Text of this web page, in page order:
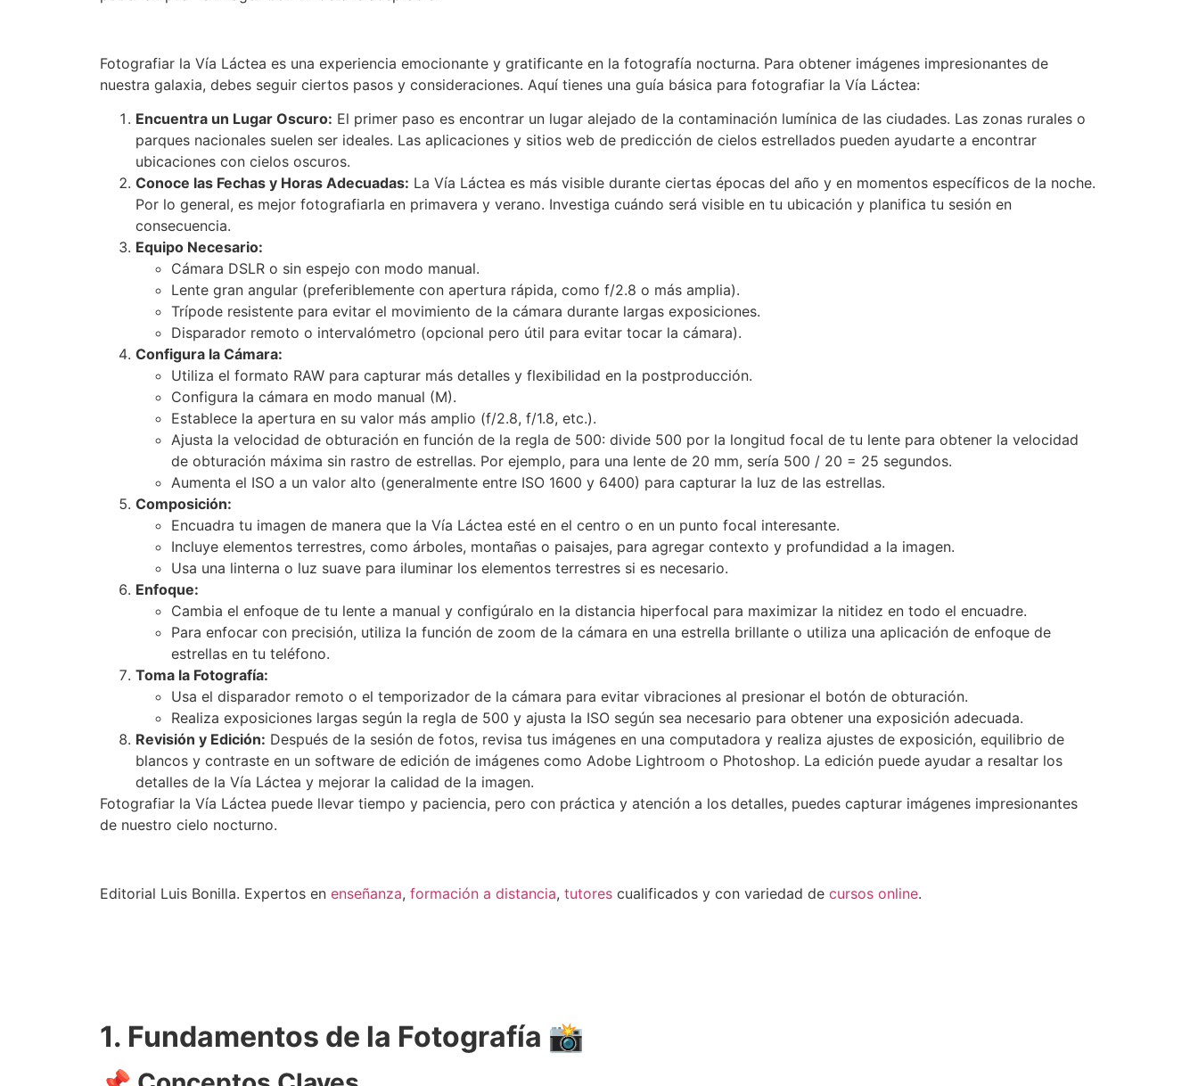
Fotografiar la Vía Láctea es una experiencia emocionante y gratificante en la fotografía nocturna. Para obtener imágenes impresionantes de
nuestra galaxia, debes seguir ciertos pasos y consideraciones. Aquí tienes una guía básica para fotografiar la Vía Láctea:
Encuentra un Lugar Oscuro: El primer paso es encontrar un lugar alejado de la contaminación lumínica de las ciudades. Las zonas rurales o
parques nacionales suelen ser ideales. Las aplicaciones y sitios web de predicción de cielos estrellados pueden ayudarte a encontrar
ubicaciones con cielos oscuros.
Conoce las Fechas y Horas Adecuadas: La Vía Láctea es más visible durante ciertas épocas del año y en momentos específicos de la noche.
Por lo general, es mejor fotografiarla en primavera y verano. Investiga cuándo será visible en tu ubicación y planifica tu sesión en
consecuencia.
Equipo Necesario:
Cámara DSLR o sin espejo con modo manual.
Lente gran angular (preferiblemente con apertura rápida, como f/2.8 o más amplia).
Trípode resistente para evitar el movimiento de la cámara durante largas exposiciones.
Disparador remoto o intervalómetro (opcional pero útil para evitar tocar la cámara).
Configura la Cámara:
Utiliza el formato RAW para capturar más detalles y flexibilidad en la postproducción.
Configura la cámara en modo manual (M).
Establece la apertura en su valor más amplio (f/2.8, f/1.8, etc.).
Ajusta la velocidad de obturación en función de la regla de 500: divide 500 por la longitud focal de tu lente para obtener la velocidad
de obturación máxima sin rastro de estrellas. Por ejemplo, para una lente de 20 mm, sería 500 / 20 = 25 segundos.
Aumenta el ISO a un valor alto (generalmente entre ISO 1600 y 6400) para capturar la luz de las estrellas.
Composición:
Encuadra tu imagen de manera que la Vía Láctea esté en el centro o en un punto focal interesante.
Incluye elementos terrestres, como árboles, montañas o paisajes, para agregar contexto y profundidad a la imagen.
Usa una linterna o luz suave para iluminar los elementos terrestres si es necesario.
Enfoque:
Cambia el enfoque de tu lente a manual y configúralo en la distancia hiperfocal para maximizar la nitidez en todo el encuadre.
Para enfocar con precisión, utiliza la función de zoom de la cámara en una estrella brillante o utiliza una aplicación de enfoque de
estrellas en tu teléfono.
Toma la Fotografía:
Usa el disparador remoto o el temporizador de la cámara para evitar vibraciones al presionar el botón de obturación.
Realiza exposiciones largas según la regla de 500 y ajusta la ISO según sea necesario para obtener una exposición adecuada.
Revisión y Edición: Después de la sesión de fotos, revisa tus imágenes en una computadora y realiza ajustes de exposición, equilibrio de
blancos y contraste en un software de edición de imágenes como Adobe Lightroom o Photoshop. La edición puede ayudar a resaltar los
detalles de la Vía Láctea y mejorar la calidad de la imagen.
Fotografiar la Vía Láctea puede llevar tiempo y paciencia, pero con práctica y atención a los detalles, puedes capturar imágenes impresionantes
de nuestro cielo nocturno.
Editorial Luis Bonilla. Expertos en enseñanza, formación a distancia, tutores cualificados y con variedad de cursos online.
1. Fundamentos de la Fotografía 📸